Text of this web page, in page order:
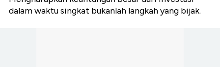
dalam waktu singkat bukanlah langkah yang bijak.